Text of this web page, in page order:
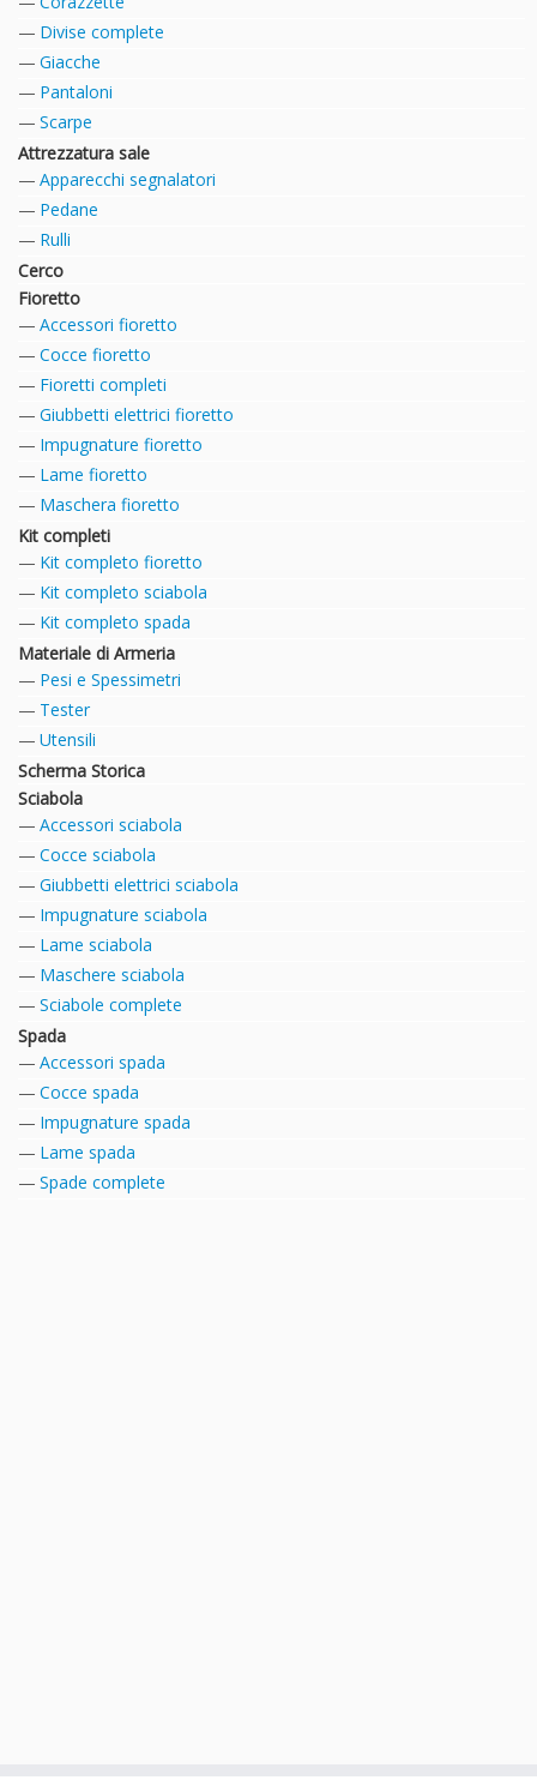
Divise complete
Giacche
Pantaloni
Scarpe
Attrezzatura sale
Apparecchi segnalatori
Pedane
Rulli
Cerco
Fioretto
Accessori fioretto
Cocce fioretto
Fioretti completi
Giubbetti elettrici fioretto
Impugnature fioretto
Lame fioretto
Maschera fioretto
Kit completi
Kit completo fioretto
Kit completo sciabola
Kit completo spada
Materiale di Armeria
Pesi e Spessimetri
Tester
Utensili
Scherma Storica
Sciabola
Accessori sciabola
Cocce sciabola
Giubbetti elettrici sciabola
Impugnature sciabola
Lame sciabola
Maschere sciabola
Sciabole complete
Spada
Accessori spada
Cocce spada
Impugnature spada
Lame spada
Spade complete